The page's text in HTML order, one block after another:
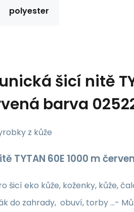
polyester
šicí nitě
barva
z kůže
TYTAN 60E 1000 m
šicí eko kůže, koženky, kůže,
do zahrady, obuví, torby ...-